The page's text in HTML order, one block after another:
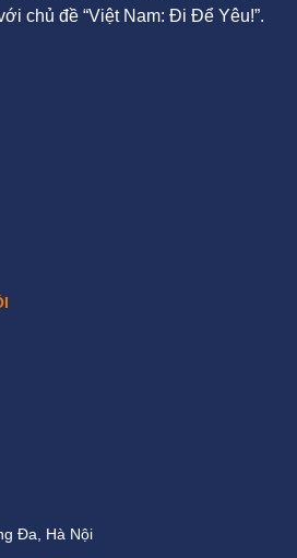
chủ đề “Việt Nam: Đi Để Yêu!”.
Đa, Hà Nội